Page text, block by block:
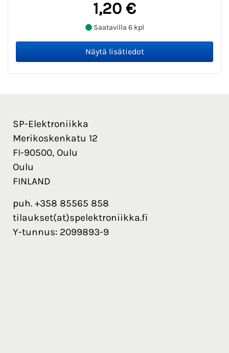
1,20 €
Saatavilla 6 kpl
SP-Elektroniikka
Merikoskenkatu 12
FI-90500, Oulu
Oulu
FINLAND
puh. +358 85565 858
tilaukset(at)spelektroniikka.fi
Y-tunnus: 2099893-9